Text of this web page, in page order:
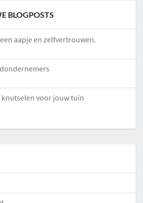
BLOGPOSTS
aapje en zelfvertrouwen.
voor jouw tuin